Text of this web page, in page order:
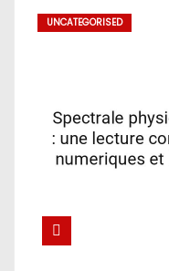
UNCATEGORISED